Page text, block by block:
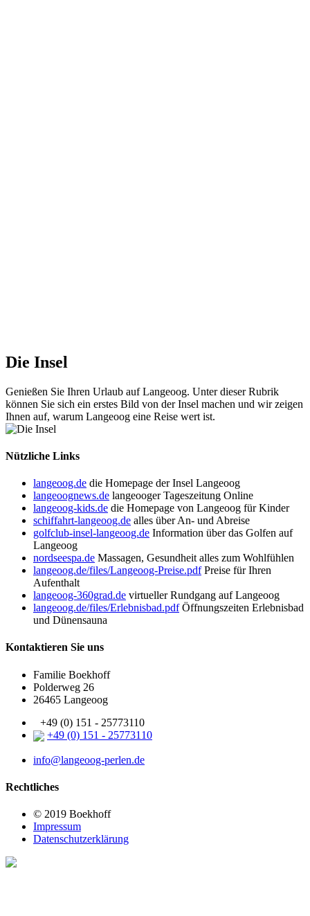
Die Insel
Genießen Sie Ihren Urlaub auf Langeoog. Unter dieser Rubrik
können Sie sich ein erstes Bild von der Insel machen und wir zeigen
Ihnen auf, warum Langeoog eine Reise wert ist.
Nützliche Links
langeoog.de die Homepage der Insel Langeoog
langeoognews.de langeooger Tageszeitung Online
langeoog-kids.de die Homepage von Langeoog für Kinder
schiffahrt-langeoog.de alles über An- und Abreise
golfclub-insel-langeoog.de Information über das Golfen auf
Langeoog
nordseespa.de Massagen, Gesundheit alles zum Wohlfühlen
langeoog.de/files/Langeoog-Preise.pdf Preise für Ihren
Aufenthalt
langeoog-360grad.de virtueller Rundgang auf Langeoog
langeoog.de/files/Erlebnisbad.pdf Öffnungszeiten Erlebnisbad
und Dünensauna
Kontaktieren Sie uns
Familie Boekhoff
Polderweg 26
26465 Langeoog
+49 (0) 151 - 25773110
+49 (0) 151 - 25773110
info@langeoog-perlen.de
Rechtliches
© 2019 Boekhoff
Impressum
Datenschutzerklärung